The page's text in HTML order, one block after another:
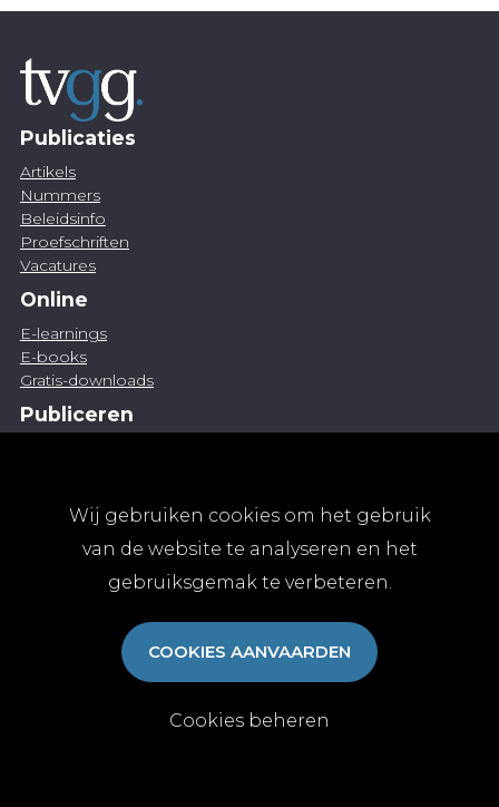
Wij gebruiken cookies om het gebruik
van de website te analyseren en het
gebruiksgemak te verbeteren.
COOKIES AANVAARDEN
Cookies beheren
Publicaties
Artikels
Nummers
Beleidsinfo
Proefschriften
Vacatures
Online
E-learnings
E-books
Gratis-downloads
Publiceren
Abonnementen
Algemene abonnementsvoorwaarden